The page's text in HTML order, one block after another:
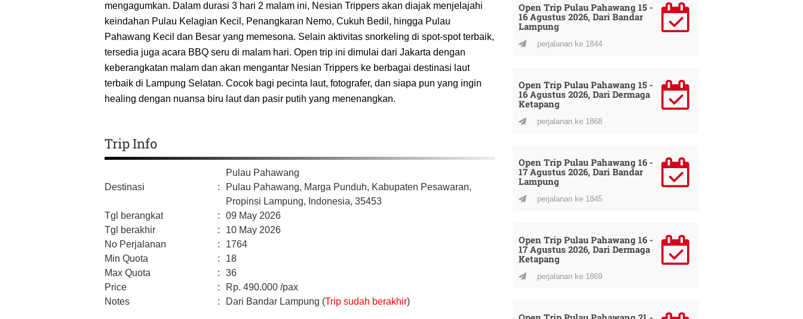
mengagumkan. Dalam durasi 3 hari 2 malam ini, Nesian Trippers akan diajak menjelajahi
keindahan Pulau Kelagian Kecil, Penangkaran Nemo, Cukuh Bedil, hingga Pulau
Pahawang Kecil dan Besar yang memesona. Selain aktivitas snorkeling di spot-spot terbaik,
tersedia juga acara BBQ seru di malam hari. Open trip ini dimulai dari Jakarta dengan
keberangkatan malam dan akan mengantar Nesian Trippers ke berbagai destinasi laut
terbaik di Lampung Selatan. Cocok bagi pecinta laut, fotografer, dan siapa pun yang ingin
healing dengan nuansa biru laut dan pasir putih yang menenangkan.
Trip Info
Destinasi :
Pulau Pahawang
Pulau Pahawang, Marga Punduh, Kabupaten Pesawaran,
Propinsi Lampung, Indonesia, 35453
Tgl berangkat
:
09 May 2026
Tgl berakhir
:
10 May 2026
No Perjalanan
:
1764
Min Quota
:
18
Max Quota
:
36
Price
: Rp. 490.000 /pax
Notes
: Dari Bandar Lampung (Trip sudah berakhir)
Open Trip Pulau Pahawang 15 -
16 Agustus 2026, Dari Bandar
Lampung
perjalanan ke 1844
Open Trip Pulau Pahawang 15 -
16 Agustus 2026, Dari Dermaga
Ketapang
perjalanan ke 1868
Open Trip Pulau Pahawang 16 -
17 Agustus 2026, Dari Bandar
Lampung
perjalanan ke 1845
Open Trip Pulau Pahawang 16 -
17 Agustus 2026, Dari Dermaga
Ketapang
perjalanan ke 1869